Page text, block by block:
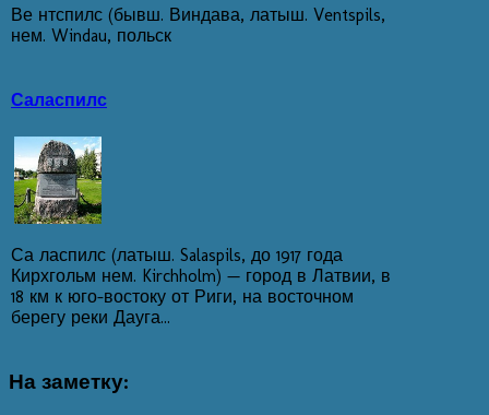
Ве нтспилс (бывш. Виндава, латыш. Ventspils,
нем. Windau, польск
Саласпилс
Са ласпилс (латыш. Salaspils, до 1917 года
Кирхгольм нем. Kirchholm) — город в Латвии, в
18 км к юго-востоку от Риги, на восточном
берегу реки Дауга...
На заметку: